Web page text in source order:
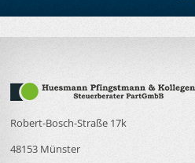
Robert-Bosch-Straße 17k
48153 Münster